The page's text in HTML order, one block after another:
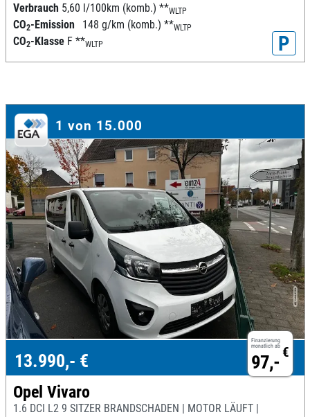
Verbrauch 5,60 l/100km (komb.) **WLTP
CO2-Emission 148 g/km (komb.) **WLTP
CO2-Klasse F **WLTP P
1 von 15.000
Finanzierung
monatlich ab €
97,-
13.990,- €
Opel Vivaro
1.6 DCI L2 9 SITZER BRANDSCHADEN | MOTOR LÄUFT |